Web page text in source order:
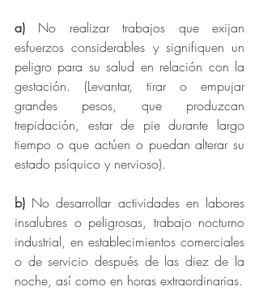
a) No realizar trabajos que exijan
esfuerzos considerables y signifiquen un
peligro para su salud en relación con la
gestación. (Levantar, tirar o empujar
grandes pesos, que produzcan
trepidación, estar de pie durante largo
tiempo o que actúen o puedan alterar su
estado psíquico y nervioso).
b) No desarrollar actividades en labores
insalubres o peligrosas, trabajo nocturno
industrial, en establecimientos comerciales
o de servicio después de las diez de la
noche, así como en horas extraordinarias.